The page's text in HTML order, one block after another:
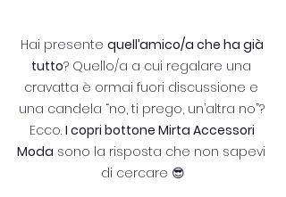
Hai presente quell’amico/a che ha già
tutto? Quello/a a cui regalare una
cravatta è ormai fuori discussione e
una candela “no, ti prego, un’altra no”?
Ecco. I copri bottone Mirta Accessori
Moda sono la risposta che non sapevi
di cercare 😎